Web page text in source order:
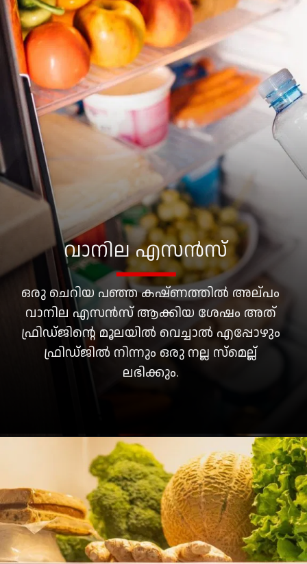
ഒരു ചെറിയ പഞ്ഞ കഷ്ണത്തിൽ അല്പം
വാനില എസൻസ് ആക്കിയ ശേഷം അത്
ഫ്രിഡ്ജിന്റെ മൂലയിൽ വെച്ചാൽ എപ്പോഴും
ഫ്രിഡ്ജിൽ നിന്നും ഒരു നല്ല സ്മെല്ല്
ലഭിക്കും.
വാനില എസൻസ്